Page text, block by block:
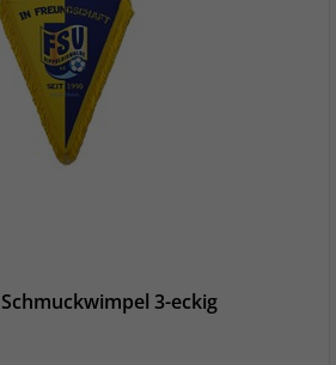
3-eckig